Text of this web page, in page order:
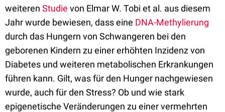
weiteren Studie von Elmar W. Tobi et al. aus diesem
Jahr wurde bewiesen, dass eine DNA-Methylierung
durch das Hungern von Schwangeren bei den
geborenen Kindern zu einer erhöhten Inzidenz von
Diabetes und weiteren metabolischen Erkrankungen
führen kann. Gilt, was für den Hunger nachgewiesen
wurde, auch für den Stress? Ob und wie stark
epigenetische Veränderungen zu einer vermehrten